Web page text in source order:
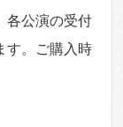
各公演の受付
す。ご購入時